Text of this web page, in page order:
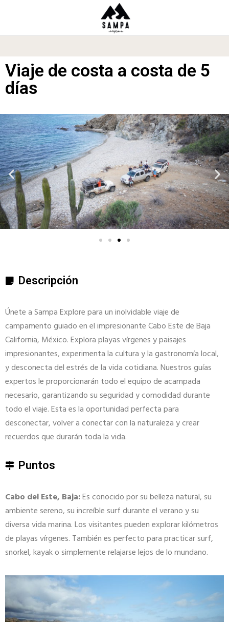
Viaje de costa a costa de 5
días
Descripción
Únete a Sampa Explore para un inolvidable viaje de
campamento guiado en el impresionante Cabo Este de Baja
California, México. Explora playas vírgenes y paisajes
impresionantes, experimenta la cultura y la gastronomía local,
y desconecta del estrés de la vida cotidiana. Nuestros guías
expertos le proporcionarán todo el equipo de acampada
necesario, garantizando su seguridad y comodidad durante
todo el viaje. Esta es la oportunidad perfecta para
desconectar, volver a conectar con la naturaleza y crear
recuerdos que durarán toda la vida.
Puntos
Cabo del Este, Baja:Es conocido por su belleza natural, su
ambiente sereno, su increíble surf durante el verano y su
diversa vida marina. Los visitantes pueden explorar kilómetros
de playas vírgenes. También es perfecto para practicar surf,
snorkel, kayak o simplemente relajarse lejos de lo mundano.